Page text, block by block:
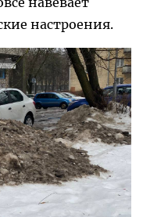
настроения.